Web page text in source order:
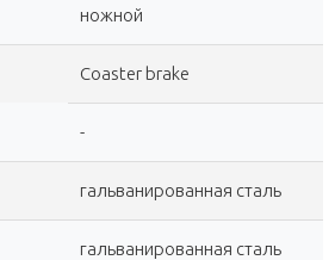
ножной
Coaster brake
-
гальванированная сталь
гальванированная сталь